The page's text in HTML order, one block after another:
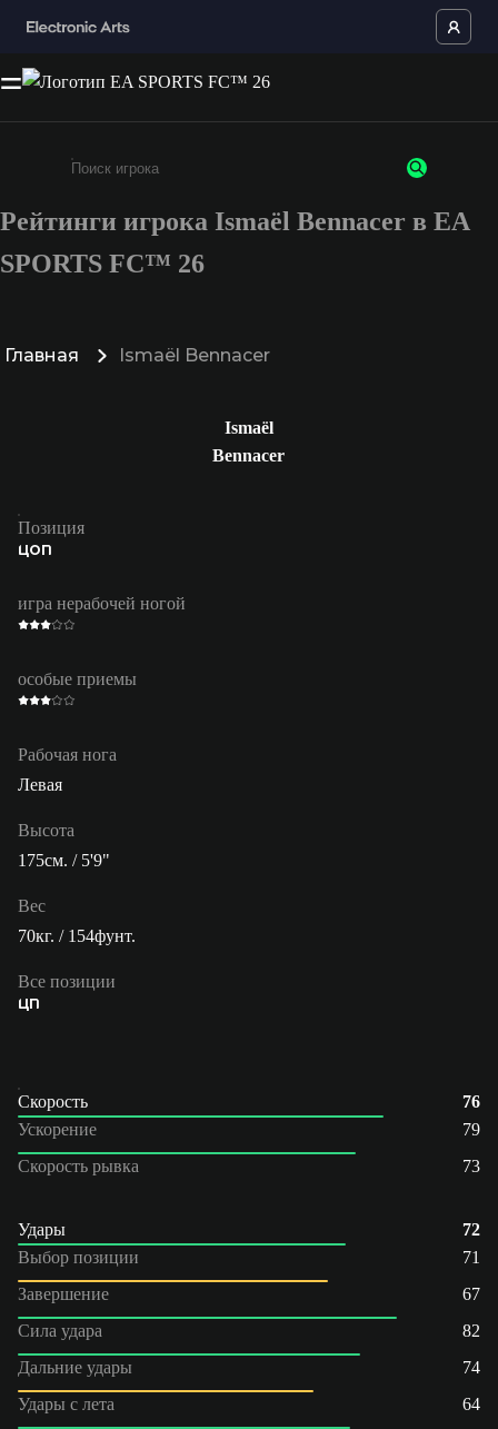
Введите не менее 3 символов или цифр
Рейтинги игрока Ismaël Bennacer в EA
SPORTS FC™ 26
Главная Ismaël Bennacer
Ismaël
Bennacer
Позиция
ЦОП
игра нерабочей ногой
особые приемы
Рабочая нога
Левая
Высота
175см. / 5'9"
Вес
70кг. / 154фунт.
Все позиции
ЦП
Скорость
76
Ускорение
79
Скорость рывка
73
Удары
72
Выбор позиции
71
Завершение
67
Сила удара
82
Дальние удары
74
Удары с лета
64